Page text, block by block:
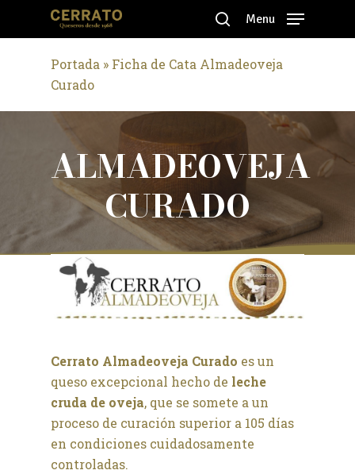
search
Menu
Portada » Ficha de Cata Almadeoveja
Curado
ALMADEOVEJA
CURADO
Cerrato Almadeoveja Curado es un
queso excepcional hecho de leche
cruda de oveja, que se somete a un
proceso de curación superior a 105 días
en condiciones cuidadosamente
controladas.